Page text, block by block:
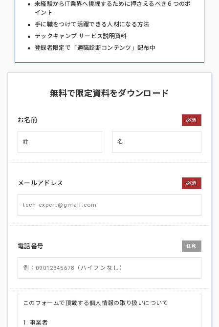
未経験からIT業界へ挑戦するために押さえるべき６つのポ
イント
手に職をつけて活躍できる人材になる方法
テックキャンプ サービス説明資料
登録者限定で「適職診断コンテンツ」配布中
無料で限定資料をダウンロード
お名前 必須
メールアドレス 必須
電話番号 任意
このフォームで頂戴する個人情報の取り扱いについて
1. 事業者